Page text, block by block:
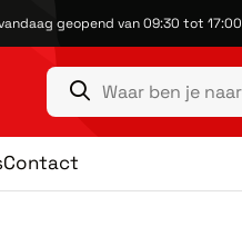
geopend van 09:30 tot 17:00
Contact